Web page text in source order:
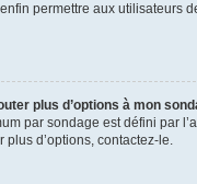
permettre aux utilisateurs
plus d’options à mon
par sondage est défini par
plus d’options, contactez-le.